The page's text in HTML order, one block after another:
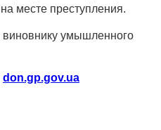
месте преступления.
виновнику умышленного
don.gp.gov.ua